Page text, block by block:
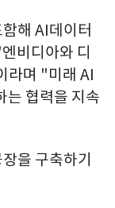
해 AI데이터
비디아와 디
라며 "미래 AI
는 협력을 지속
을 구축하기